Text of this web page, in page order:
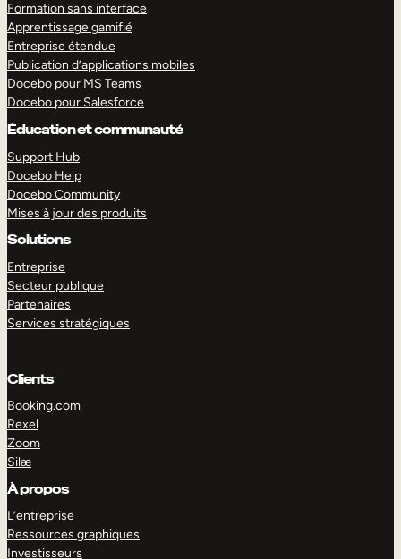
Formation sans interface
Apprentissage gamifié
Entreprise étendue
Publication d’applications mobiles
Docebo pour MS Teams
Docebo pour Salesforce
Éducation et communauté
Support Hub
Docebo Help
Docebo Community
Mises à jour des produits
Solutions
Entreprise
Secteur publique
Partenaires
Services stratégiques
Clients
Booking.com
Rexel
Zoom
Silæ
À propos
L’entreprise
Ressources graphiques
Investisseurs